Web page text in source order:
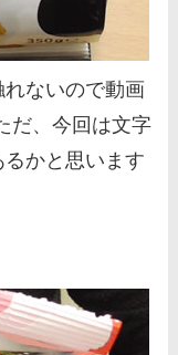
ないので動画
だ、今回は文字
かと思います